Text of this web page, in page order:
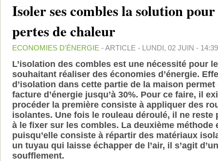
Isoler ses combles la solution
pertes de chaleur
ECONOMIES D'ÉNERGIE - ARTICLE - LUNDI, 02 JUIN - 14:39
L’isolation des combles est une nécessité pour
souhaitant réaliser des économies d’énergie.
d’isolation dans cette partie de la maison
facture d’énergie jusqu’à 30%. Pour ce faire, il
procéder la première consiste à appliquer des
isolantes. Une fois le rouleau déroulé, il ne reste
à le fixer sur les combles. La deuxième méthode
puisqu’elle consiste à répartir des matériaux
un tuyau qui laisse échapper de l’air, il s’agit
soufflement.